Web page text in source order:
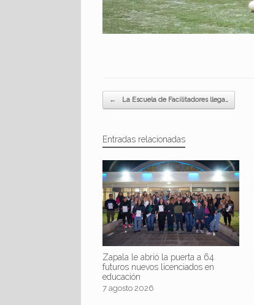
Navegador de artículos
← La Escuela de Facilitadores llega…
Entradas relacionadas
Zapala le abrió la puerta a 64
futuros nuevos licenciados en
educación
7 agosto 2026